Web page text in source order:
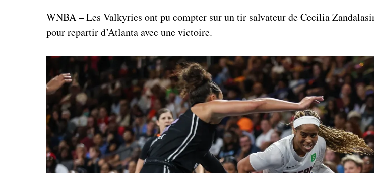
WNBA – Les Valkyries ont pu compter sur un tir salvateur de Cecilia
pour repartir d’Atlanta avec une victoire.